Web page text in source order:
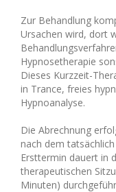
Zur Behandlung
Ursachen wird, dort
Hypnosetherapie
Dieses Kurzzeit-
in Trance, freies
Hypnoanalyse.
Die Abrechnung
nach dem
Ersttermin dauert in
therapeutischen
Minuten)